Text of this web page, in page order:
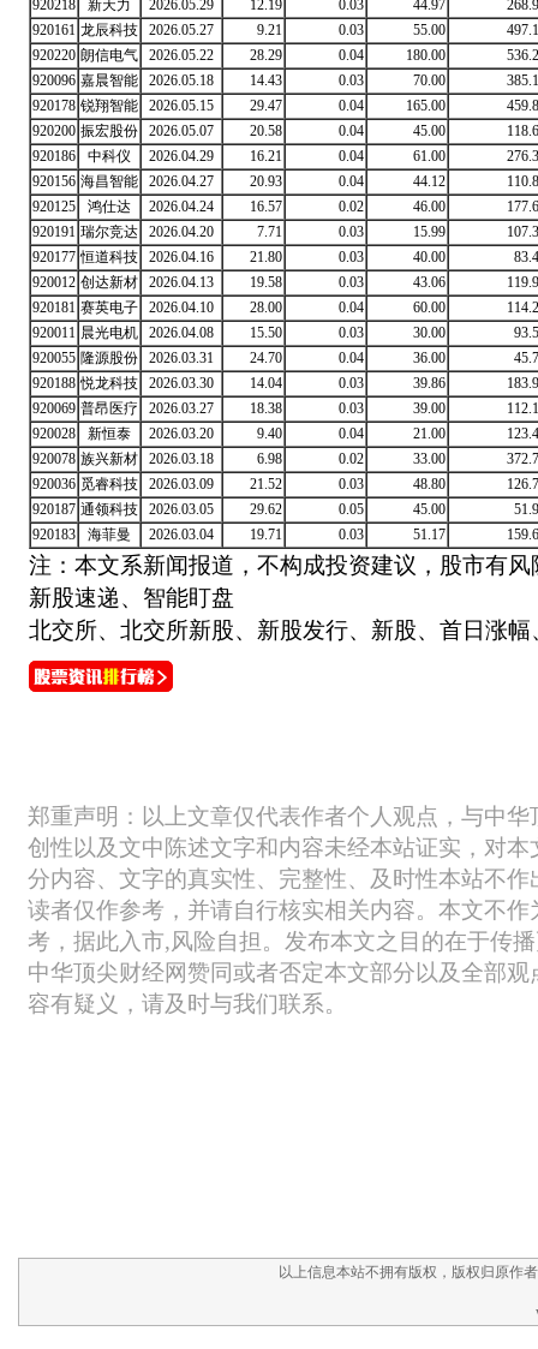
920218
新天力 2026.05.29 12.19 0.03 44.97
920161 龙辰科技 2026.05.27 9.21 0.03 55.00
920220 朗信电气 2026.05.22 28.29 0.04 180.00
920096 嘉晨智能 2026.05.18 14.43 0.03 70.00
920178 锐翔智能 2026.05.15 29.47 0.04 165.00
920200 振宏股份 2026.05.07 20.58 0.04 45.00
920186
中科仪 2026.04.29 16.21 0.04 61.00
920156 海昌智能 2026.04.27 20.93 0.04 44.12
920125
鸿仕达 2026.04.24 16.57 0.02 46.00
920191 瑞尔竞达 2026.04.20 7.71 0.03 15.99
920177 恒道科技 2026.04.16 21.80 0.03 40.00
920012 创达新材 2026.04.13 19.58 0.03 43.06
920181 赛英电子 2026.04.10 28.00 0.04 60.00
920011 晨光电机 2026.04.08 15.50 0.03 30.00
920055 隆源股份 2026.03.31 24.70 0.04 36.00
920188 悦龙科技 2026.03.30 14.04 0.03 39.86
920069 普昂医疗 2026.03.27 18.38 0.03 39.00
920028
新恒泰 2026.03.20 9.40 0.04 21.00
920078 族兴新材 2026.03.18 6.98 0.02 33.00
920036 觅睿科技 2026.03.09 21.52 0.03 48.80
920187 通领科技 2026.03.05 29.62 0.05 45.00
920183
海菲曼 2026.03.04 19.71 0.03 51.17
注：本文系新闻报道，不构成投资建议，股市有
新股速递、智能盯盘
北交所、北交所新股、新股发行、新股、首日涨幅
以上信息本站不拥有版权，版权归原作